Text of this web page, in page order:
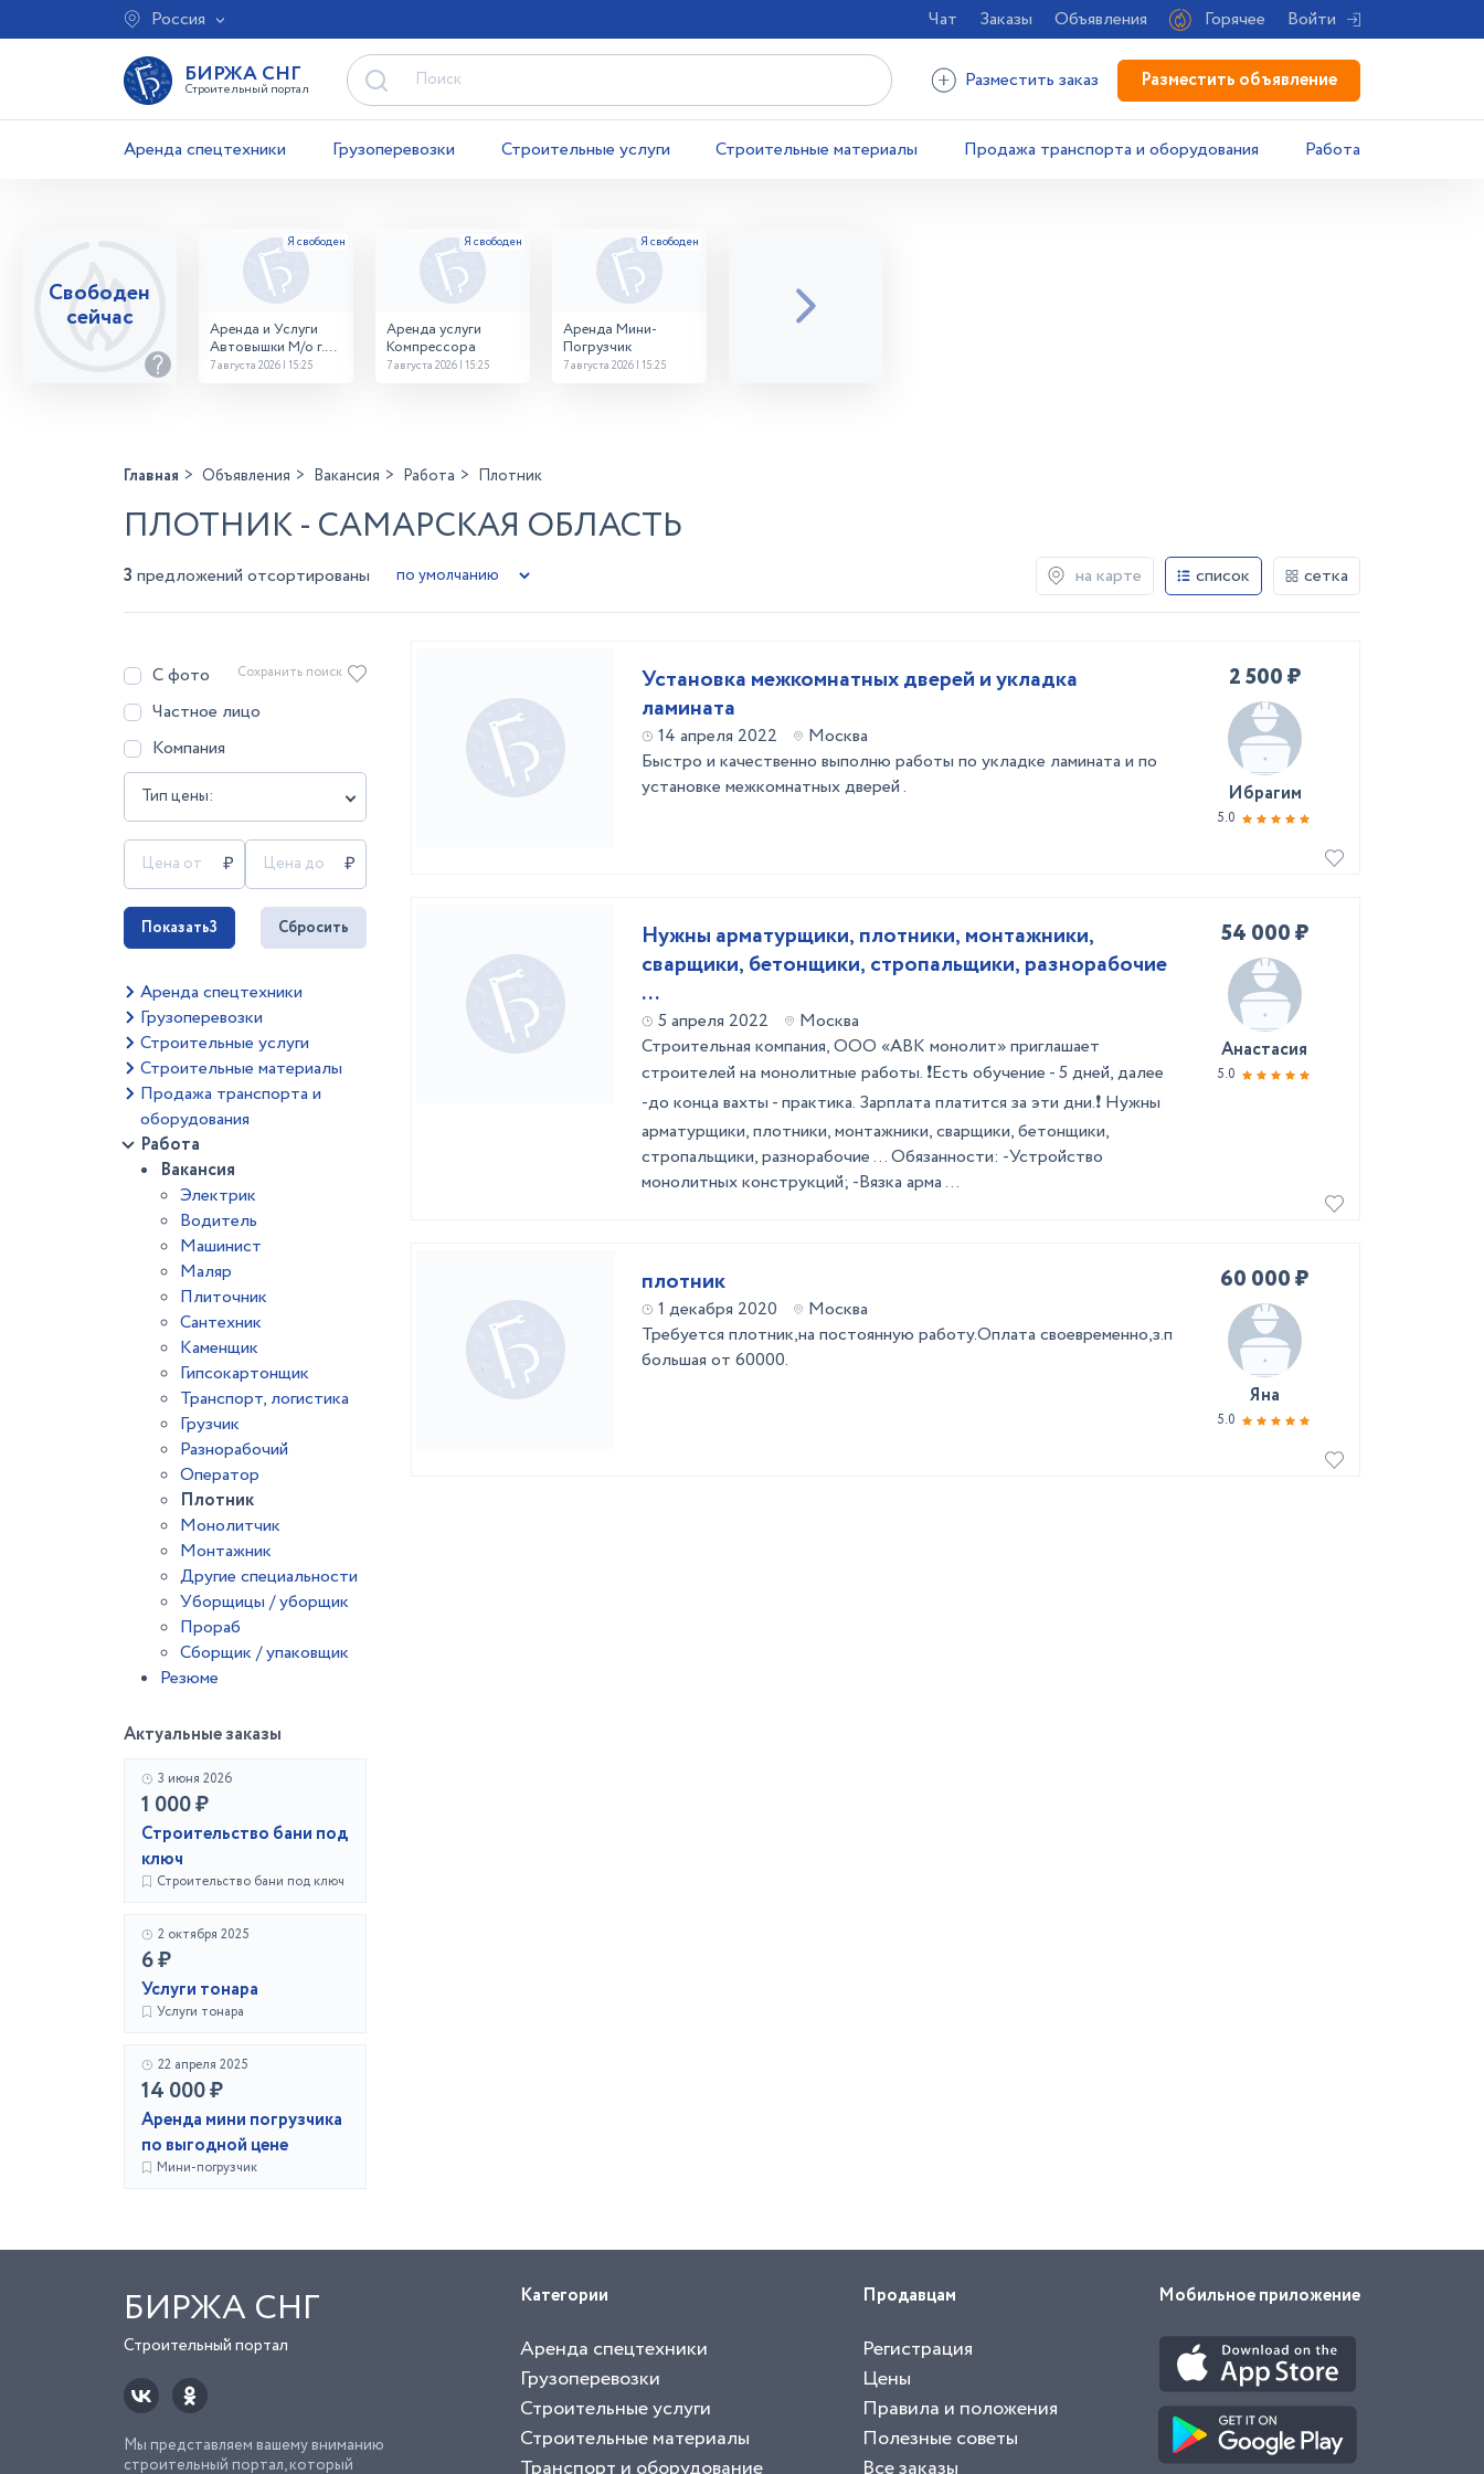
Россия Чат Заказы Объявления Горячее Войти
БИРЖА СНГ
Строительный портал Разместить заказ Разместить объявление
Аренда спецтехники Грузоперевозки Строительные услуги Строительные материалы Продажа транспорта и оборудования Работа
Свободен
сейчас
Аренда и Услуги
Автовышки М/о г.
Домодедово
7 августа 2026 | 15:25
Аренда услуги
Компрессора
7 августа 2026 | 15:25
Аренда Мини-
Погрузчик
7 августа 2026 | 15:25
Главная Объявления Вакансия Работа Плотник
ПЛОТНИК - САМАРСКАЯ ОБЛАСТЬ
3 предложений отсортированы на карте список сетка
С фото
Частное лицо
Компания
Тип цены:
Сохранить поиск
Показать3 Сбросить
Аренда спецтехники
Грузоперевозки
Строительные услуги
Строительные материалы
Продажа транспорта и
оборудования
Работа
Вакансия
Электрик
Водитель
Машинист
Маляр
Плиточник
Сантехник
Каменщик
Гипсокартонщик
Транспорт, логистика
Грузчик
Разнорабочий
Оператор
Плотник
Монолитчик
Монтажник
Другие специальности
Уборщицы / уборщик
Прораб
Сборщик / упаковщик
Резюме
Актуальные заказы
3 июня 2026
1 000 ₽
Строительство бани под
ключ
Строительство бани под ключ
2 октября 2025
6 ₽
Услуги тонара
Услуги тонара
22 апреля 2025
14 000 ₽
Аренда мини погрузчика
по выгодной цене
Мини-погрузчик
Установка межкомнатных дверей и укладка
ламината
14 апреля 2022
Москва
Быстро и качественно выполню работы по укладке ламината и по
установке межкомнатных дверей .
2 500 ₽
Ибрагим
5.0
Нужны арматурщики, плотники, монтажники,
сварщики, бетонщики, стропальщики, разнорабочие
...
5 апреля 2022
Москва
Строительная компания, ООО «АВК монолит» приглашает
строителей на монолитные работы. ❗Есть обучение - 5 дней, далее
-до конца вахты - практика. Зарплата платится за эти дни.❗ Нужны
арматурщики, плотники, монтажники, сварщики, бетонщики,
стропальщики, разнорабочие ... Обязанности: -Устройство
монолитных конструкций; -Вязка арма ...
54 000 ₽
Анастасия
5.0
плотник
1 декабря 2020
Москва
Требуется плотник,на постоянную работу.Оплата своевременно,з.п
большая от 60000.
60 000 ₽
Яна
5.0
БИРЖА СНГ
Строительный портал
Мы представляем вашему вниманию
строительный портал, который
Категории
Аренда спецтехники
Грузоперевозки
Строительные услуги
Строительные материалы
Продавцам
Регистрация
Цены
Правила и положения
Полезные советы
Мобильное приложение